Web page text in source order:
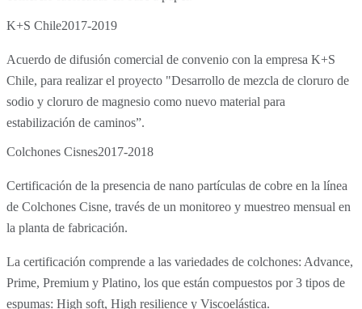
K+S Chile2017-2019
Acuerdo de difusión comercial de convenio con la empresa K+S
Chile, para realizar el proyecto "Desarrollo de mezcla de cloruro de
sodio y cloruro de magnesio como nuevo material para
estabilización de caminos”.
Colchones Cisnes2017-2018
Certificación de la presencia de nano partículas de cobre en la línea
de Colchones Cisne, través de un monitoreo y muestreo mensual en
la planta de fabricación.
La certificación comprende a las variedades de colchones: Advance,
Prime, Premium y Platino, los que están compuestos por 3 tipos de
espumas: High soft, High resilience y Viscoelástica.